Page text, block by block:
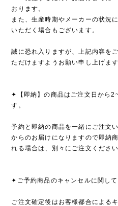
おります。
また、生産時期やメーカーの状況
いただく場合もございます。
誠に恐れ入りますが、上記内容を
ただけますようお願い申し上げます
✦【即納】の商品はご注文日から
す。
予約と即納の商品を一緒にご注文
からのお届けになりますので即納
れる場合は、別々にご注文くださ
✦ご予約商品のキャンセルに関して
ご注文確定後はお客様都合による